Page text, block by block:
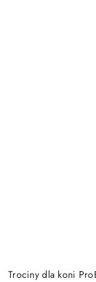
Trociny dla koni